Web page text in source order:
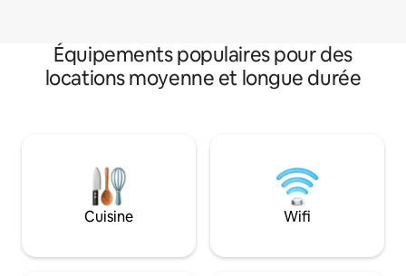
Équipements populaires pour des
locations moyenne et longue durée
Cuisine Wifi